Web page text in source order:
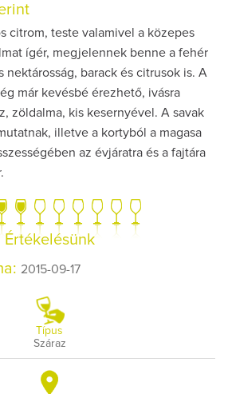
citrom, teste valamivel a közepes
ígér, megjelennek benne a fehér
nektárosság, barack és citrusok is. A
már kevésbé érezhető, ivásra
zöldalma, kis kesernyével. A savak
illetve a kortyból a magasa
az évjáratra és a fajtára
Értékelésünk
2015-09-17
Típus
Száraz